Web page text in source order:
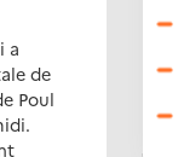
a
de
Poul